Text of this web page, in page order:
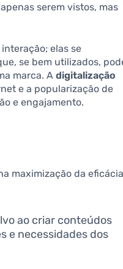
serem vistos, mas
elas se
se bem utilizados,
marca. Adigitalização
e a popularização de
e engajamento.
maximização da
ao criar conteúdos
e necessidades dos